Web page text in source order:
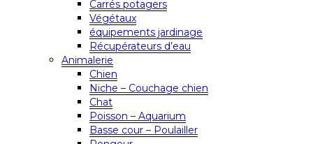
Carrés potagers
Végétaux
équipements jardinage
Récupérateurs d’eau
Animalerie
Chien
Niche – Couchage chien
Chat
Poisson – Aquarium
Basse cour – Poulailler